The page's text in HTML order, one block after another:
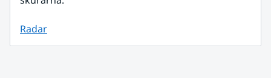
Radar